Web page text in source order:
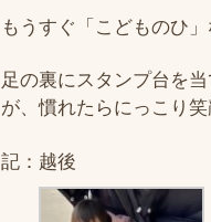
もうすぐ「こどものひ
足の裏にスタンプ台を
が、慣れたらにっこり
記：越後